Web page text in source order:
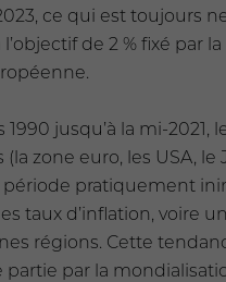
ce qui est toujours
de 2 % fixé par
1990 jusqu’à la mi-2021,
zone euro, les USA, le
pratiquement
taux d’inflation, voire
régions. Cette
partie par la